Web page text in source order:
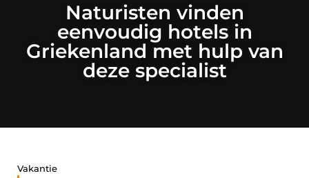
Naturisten vinden
eenvoudig hotels in
Griekenland met hulp van
deze specialist
Vakantie